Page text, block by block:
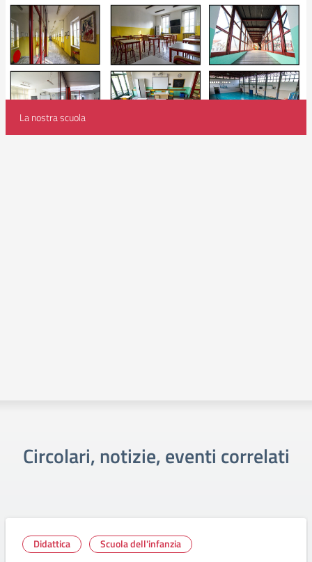
La nostra scuola
Circolari, notizie, eventi correlati
Didattica
Scuola dell'infanzia